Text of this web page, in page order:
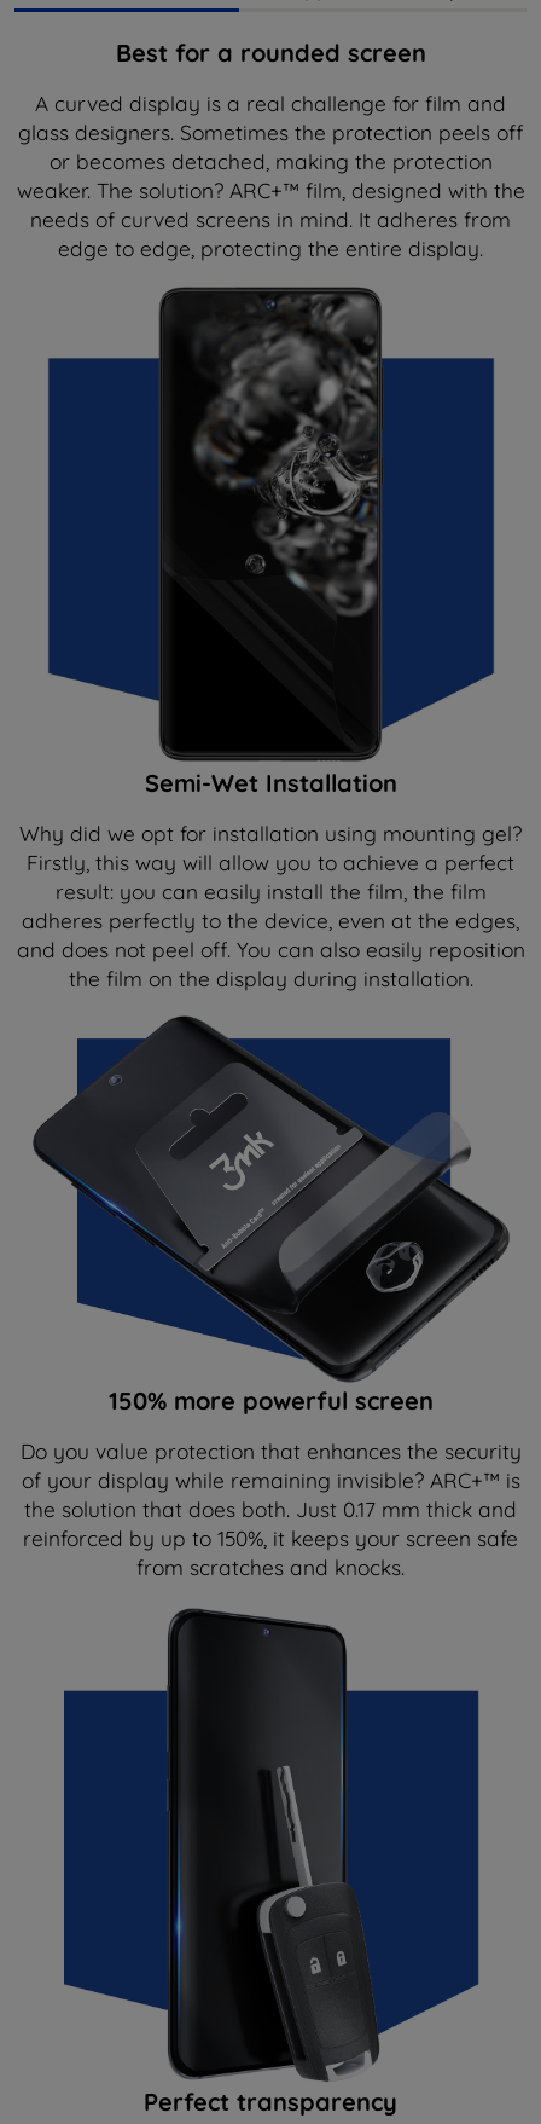
Best for a rounded screen
A curved display is a real challenge for film and
glass designers. Sometimes the protection peels off
or becomes detached, making the protection
weaker. The solution? ARC+™ film, designed with the
needs of curved screens in mind. It adheres from
edge to edge, protecting the entire display.
Semi-Wet Installation
Why did we opt for installation using mounting gel?
Firstly, this way will allow you to achieve a perfect
result: you can easily install the film, the film
adheres perfectly to the device, even at the edges,
and does not peel off. You can also easily reposition
the film on the display during installation.
150% more powerful screen
Do you value protection that enhances the security
of your display while remaining invisible? ARC+™ is
the solution that does both. Just 0.17 mm thick and
reinforced by up to 150%, it keeps your screen safe
from scratches and knocks.
Perfect transparency